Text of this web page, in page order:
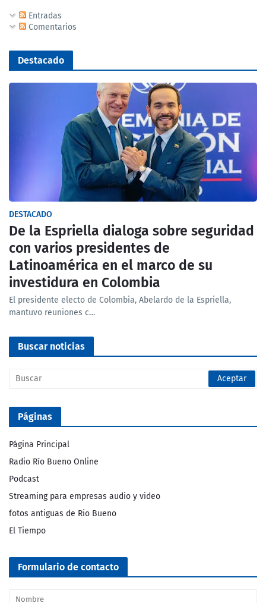
Entradas
Comentarios
Destacado
DESTACADO
De la Espriella dialoga sobre seguridad
con varios presidentes de
Latinoamérica en el marco de su
investidura en Colombia
El presidente electo de Colombia, Abelardo de la Espriella,
mantuvo reuniones c…
Buscar noticias
Páginas
Página Principal
Radio Río Bueno Online
Podcast
Streaming para empresas audio y video
fotos antiguas de Rio Bueno
El Tiempo
Formulario de contacto